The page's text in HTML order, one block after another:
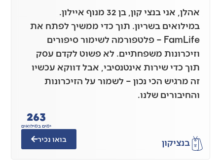
אהלן, אני בנצי קון, בן 32 מנוף איילון.
במילואים בשריון. תוך כדי ממשיך לפתח את
FamLife – פלטפורמה לשימור סיפורים
וזיכרונות משפחתיים. לא פשוט לקדם עסק
תוך כדי שירות אינטנסיבי, אבל דווקא עכשיו
זה מרגיש הכי נכון – לשמור על הזיכרונות
והחיבורים שלנו.
בנציקון
ימים במילואים
263
בואו נכיר